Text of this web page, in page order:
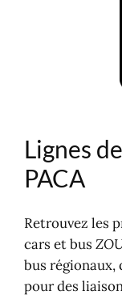
Lignes
PACA
Retrouvez les
cars et bus
bus
pour des